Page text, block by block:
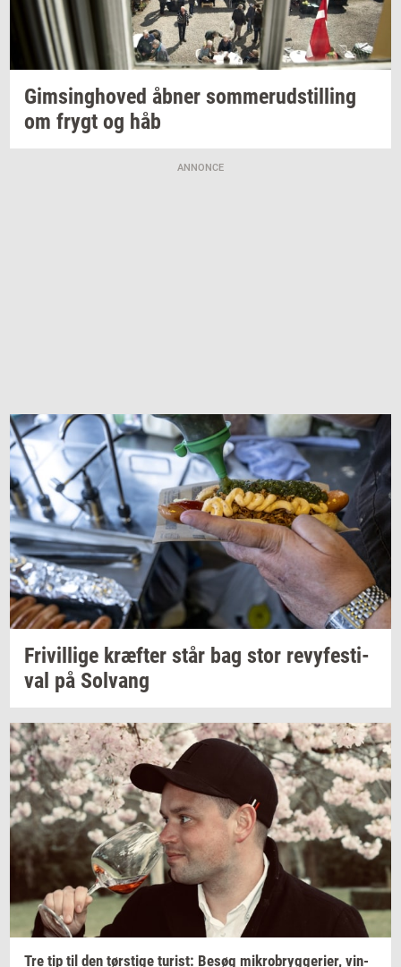
Gims­ing­ho­ved åbner som­mer­ud­stil­ling
om frygt og håb
ANNONCE
Fri­vil­li­ge kræf­ter står bag stor revy­festi­
val på Solvang
Tre tip til den tørsti­ge turist: Besøg mi­kro­bryg­ge­ri­er, vin­